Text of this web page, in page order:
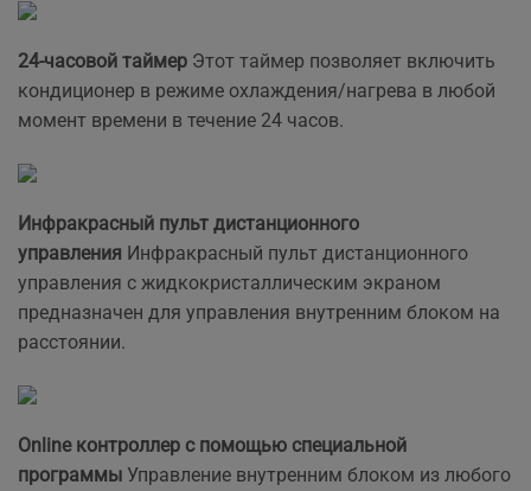
24-часовой таймер Этот таймер позволяет включить
кондиционер в режиме охлаждения/нагрева в любой
момент времени в течение 24 часов.
Инфракрасный пульт дистанционного
управления Инфракрасный пульт дистанционного
управления с жидкокристаллическим экраном
предназначен для управления внутренним блоком на
расстоянии.
Online контроллер с помощью специальной
программы Управление внутренним блоком из любого